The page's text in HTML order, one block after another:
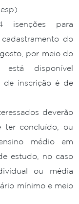
isenções para
do
por meio do
está disponível
de inscrição é de
deverão
ter concluído, ou
médio em
estudo, no caso
ou média
mínimo e meio